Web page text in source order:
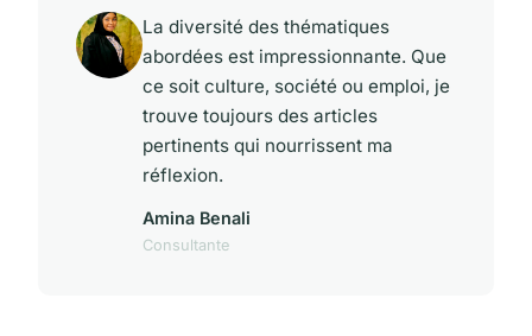
La diversité des thématiques
abordées est impressionnante. Que
ce soit culture, société ou emploi, je
trouve toujours des articles
pertinents qui nourrissent ma
réflexion.
Amina Benali
Consultante